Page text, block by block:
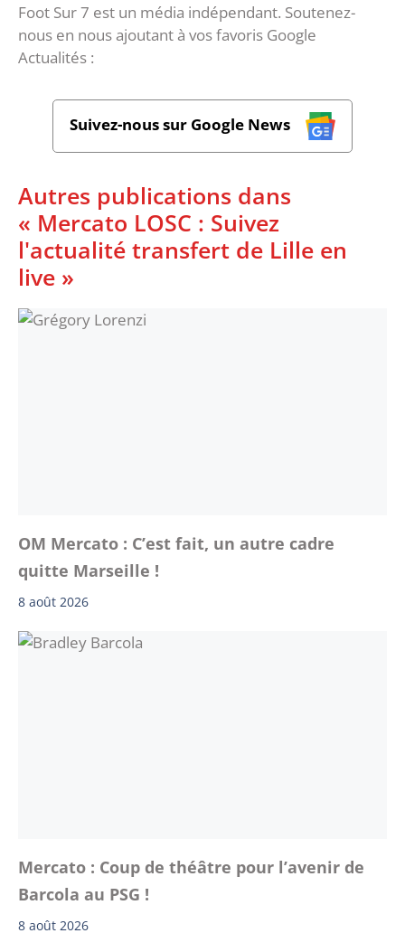
Foot Sur 7 est un média indépendant. Soutenez-
nous en nous ajoutant à vos favoris Google
Actualités :
Suivez-nous sur Google News
Autres publications dans
« Mercato LOSC : Suivez
l'actualité transfert de Lille en
live »
OM Mercato : C’est fait, un autre cadre
quitte Marseille !
8 août 2026
Mercato : Coup de théâtre pour l’avenir de
Barcola au PSG !
8 août 2026